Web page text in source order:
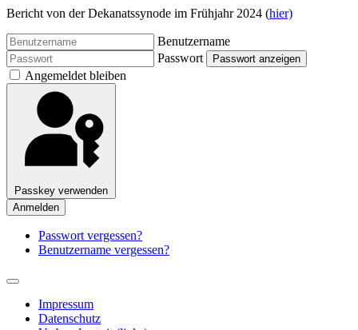
Bericht von der Dekanatssynode im Frühjahr 2024 (hier)
Benutzername
Passwort
Passwort anzeigen
Angemeldet bleiben
Passkey verwenden
Anmelden
Passwort vergessen?
Benutzername vergessen?
Impressum
Datenschutz